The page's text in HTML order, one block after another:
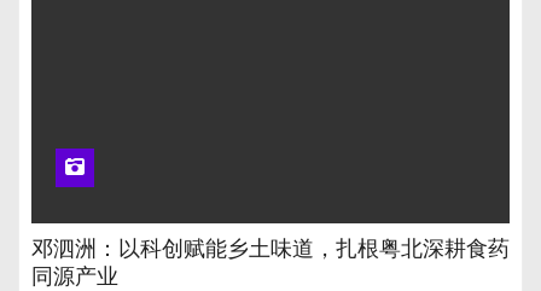
邓泗洲：以科创赋能乡土味道，扎根粤北深耕食药
同源产业